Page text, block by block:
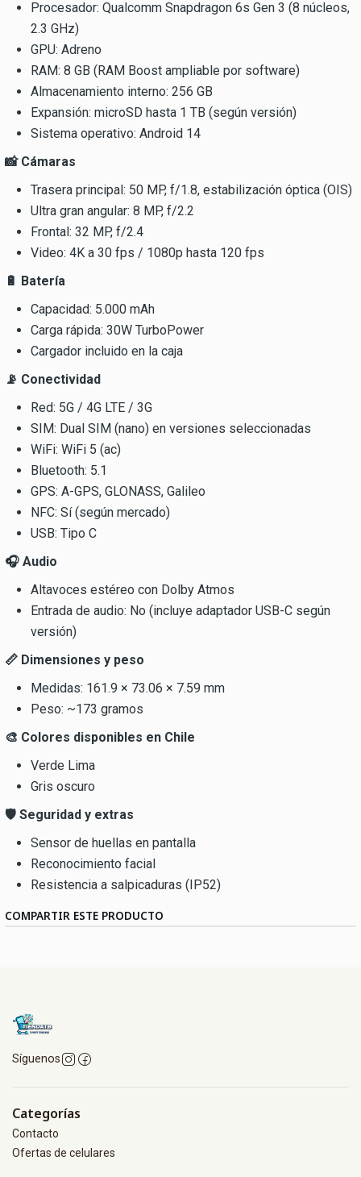
Procesador: Qualcomm Snapdragon 6s Gen 3 (8 núcleos,
2.3 GHz)
GPU: Adreno
RAM: 8 GB (RAM Boost ampliable por software)
Almacenamiento interno: 256 GB
Expansión: microSD hasta 1 TB (según versión)
Sistema operativo: Android 14
📸 Cámaras
Trasera principal: 50 MP, f/1.8, estabilización óptica (OIS)
Ultra gran angular: 8 MP, f/2.2
Frontal: 32 MP, f/2.4
Video: 4K a 30 fps / 1080p hasta 120 fps
🔋 Batería
Capacidad: 5.000 mAh
Carga rápida: 30W TurboPower
Cargador incluido en la caja
📡 Conectividad
Red: 5G / 4G LTE / 3G
SIM: Dual SIM (nano) en versiones seleccionadas
WiFi: WiFi 5 (ac)
Bluetooth: 5.1
GPS: A-GPS, GLONASS, Galileo
NFC: Sí (según mercado)
USB: Tipo C
🎧 Audio
Altavoces estéreo con Dolby Atmos
Entrada de audio: No (incluye adaptador USB-C según
versión)
📏 Dimensiones y peso
Medidas: 161.9 × 73.06 × 7.59 mm
Peso: ~173 gramos
🎨 Colores disponibles en Chile
Verde Lima
Gris oscuro
🛡️ Seguridad y extras
Sensor de huellas en pantalla
Reconocimiento facial
Resistencia a salpicaduras (IP52)
COMPARTIR ESTE PRODUCTO
Síguenos
Categorías
Contacto
Ofertas de celulares